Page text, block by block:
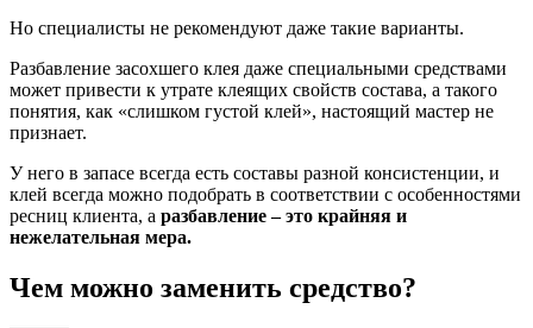
Но специалисты не рекомендуют даже такие варианты.
Разбавление засохшего клея даже специальными средствами
может привести к утрате клеящих свойств состава, а такого
понятия, как «слишком густой клей», настоящий мастер не
признает.
У него в запасе всегда есть составы разной консистенции, и
клей всегда можно подобрать в соответствии с особенностями
ресниц клиента, а разбавление – это крайняя и
нежелательная мера.
Чем можно заменить средство?